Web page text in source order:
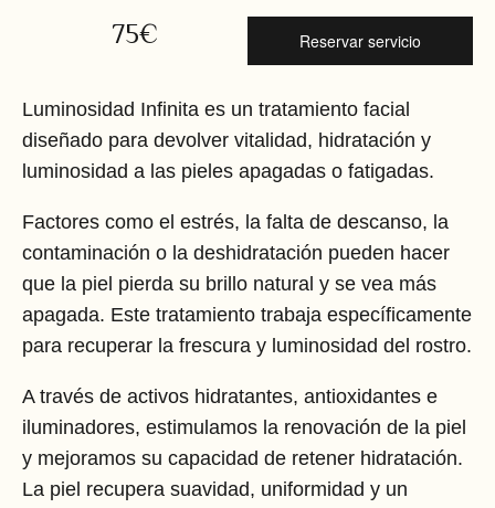
75€ Reservar servicio
Luminosidad Infinita es un tratamiento facial
diseñado para devolver vitalidad, hidratación y
luminosidad a las pieles apagadas o fatigadas.
Factores como el estrés, la falta de descanso, la
contaminación o la deshidratación pueden hacer
que la piel pierda su brillo natural y se vea más
apagada. Este tratamiento trabaja específicamente
para recuperar la frescura y luminosidad del rostro.
A través de activos hidratantes, antioxidantes e
iluminadores, estimulamos la renovación de la piel
y mejoramos su capacidad de retener hidratación.
La piel recupera suavidad, uniformidad y un